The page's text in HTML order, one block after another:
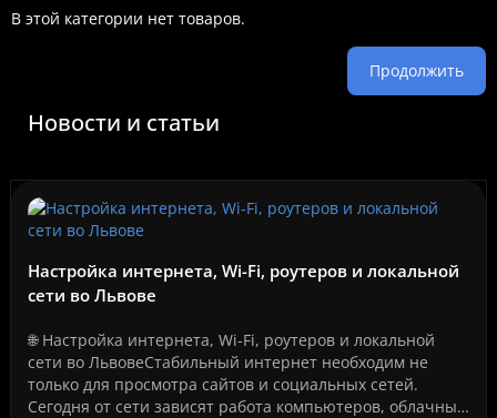
В этой категории нет товаров.
Продолжить
Новости и статьи
Настройка интернета, Wi-Fi, роутеров и локальной
сети во Львове
🌐 Настройка интернета, Wi-Fi, роутеров и локальной
сети во ЛьвовеСтабильный интернет необходим не
только для просмотра сайтов и социальных сетей.
Сегодня от сети зависят работа компьютеров, облачные